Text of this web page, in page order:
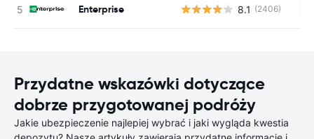
Enterprise 8.1 (2406)
Przydatne wskazówki dotyczące
dobrze przygotowanej podróży
Jakie ubezpieczenie najlepiej wybrać i jaki wygląda kwestia